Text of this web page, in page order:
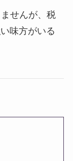
せんが、税
味方がいる